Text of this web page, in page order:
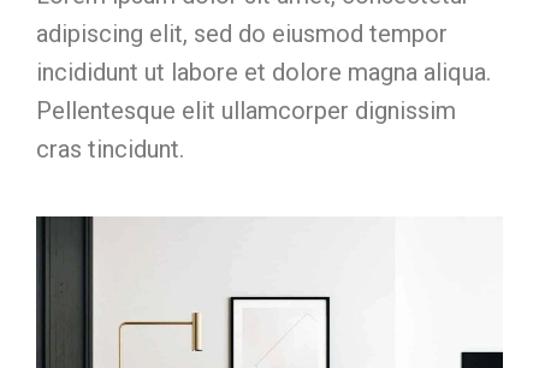
adipiscing elit, sed do eiusmod tempor
incididunt ut labore et dolore magna aliqua.
Pellentesque elit ullamcorper dignissim
cras tincidunt.